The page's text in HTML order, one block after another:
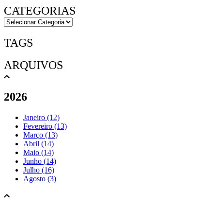
CATEGORIAS
TAGS
ARQUIVOS
2026
Janeiro (12)
Fevereiro (13)
Março (13)
Abril (14)
Maio (14)
Junho (14)
Julho (16)
Agosto (3)